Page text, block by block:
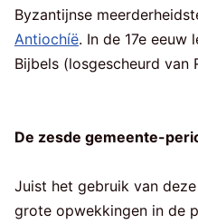
Byzantijnse
Antiochíë. In de 17e
Bijbels (losgescheurd van
De zesde gemeente-
Juist het gebruik van
grote opwekkingen in de